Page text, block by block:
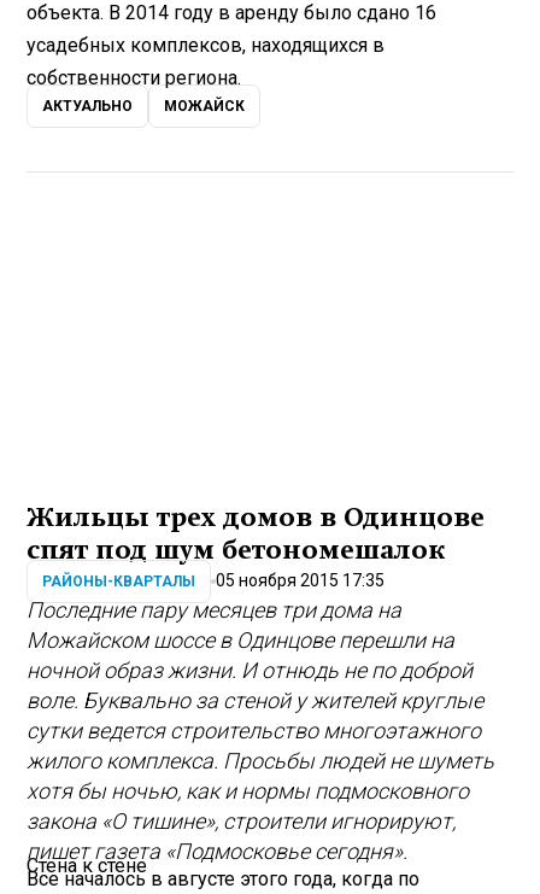
объекта. В 2014 году в аренду было сдано 16
усадебных комплексов, находящихся в
собственности региона.
АКТУАЛЬНО МОЖАЙСК
Жильцы трех домов в Одинцове
спят под шум бетономешалок
РАЙОНЫ-КВАРТАЛЫ 05 ноября 2015 17:35
Последние пару месяцев три дома на
Можайском шоссе в Одинцове перешли на
ночной образ жизни. И отнюдь не по доброй
воле. Буквально за стеной у жителей круглые
сутки ведется строительство многоэтажного
жилого комплекса. Просьбы людей не шуметь
хотя бы ночью, как и нормы подмосковного
закона «О тишине», строители игнорируют,
пишет газета «Подмосковье сегодня».
Стена к стене
Все началось в августе этого года, когда по